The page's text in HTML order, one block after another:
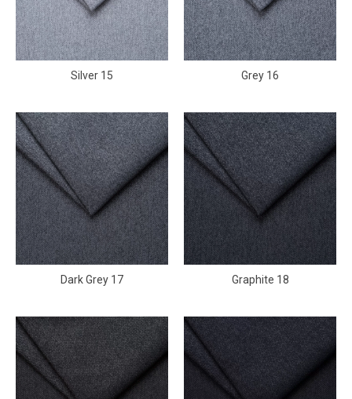
Silver 15 Grey 16
Dark Grey 17 Graphite 18